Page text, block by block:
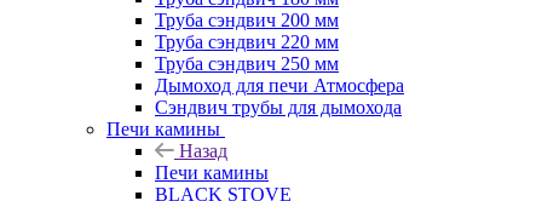
Труба сэндвич 200 мм
Труба сэндвич 220 мм
Труба сэндвич 250 мм
Дымоход для печи Атмосфера
Сэндвич трубы для дымохода
Печи камины
Назад
Печи камины
BLACK STOVE